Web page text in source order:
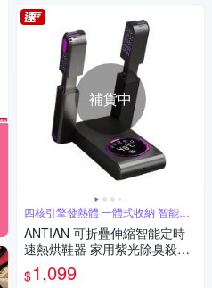
補貨中
四核引擎發熱體 一體式收納 智能數
顯
ANTIAN 可折疊伸縮智能定時
速熱烘鞋器 家用紫光除臭殺菌
鞋子烘乾器 乾鞋神器 110V
$1,099